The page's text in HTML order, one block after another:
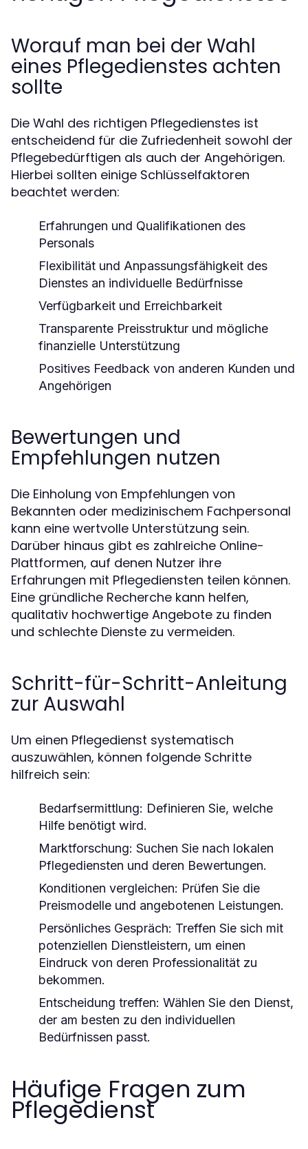
Worauf man bei der Wahl
eines Pflegedienstes achten
sollte
Die Wahl des richtigen Pflegedienstes ist
entscheidend für die Zufriedenheit sowohl der
Pflegebedürftigen als auch der Angehörigen.
Hierbei sollten einige Schlüsselfaktoren
beachtet werden:
Erfahrungen und Qualifikationen des
Personals
Flexibilität und Anpassungsfähigkeit des
Dienstes an individuelle Bedürfnisse
Verfügbarkeit und Erreichbarkeit
Transparente Preisstruktur und mögliche
finanzielle Unterstützung
Positives Feedback von anderen Kunden und
Angehörigen
Bewertungen und
Empfehlungen nutzen
Die Einholung von Empfehlungen von
Bekannten oder medizinischem Fachpersonal
kann eine wertvolle Unterstützung sein.
Darüber hinaus gibt es zahlreiche Online-
Plattformen, auf denen Nutzer ihre
Erfahrungen mit Pflegediensten teilen können.
Eine gründliche Recherche kann helfen,
qualitativ hochwertige Angebote zu finden
und schlechte Dienste zu vermeiden.
Schritt-für-Schritt-Anleitung
zur Auswahl
Um einen Pflegedienst systematisch
auszuwählen, können folgende Schritte
hilfreich sein:
Bedarfsermittlung: Definieren Sie, welche
Hilfe benötigt wird.
Marktforschung: Suchen Sie nach lokalen
Pflegediensten und deren Bewertungen.
Konditionen vergleichen: Prüfen Sie die
Preismodelle und angebotenen Leistungen.
Persönliches Gespräch: Treffen Sie sich mit
potenziellen Dienstleistern, um einen
Eindruck von deren Professionalität zu
bekommen.
Entscheidung treffen: Wählen Sie den Dienst,
der am besten zu den individuellen
Bedürfnissen passt.
Häufige Fragen zum
Pflegedienst